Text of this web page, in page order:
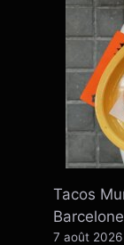
Tacos
Barcelone
7 août 2026